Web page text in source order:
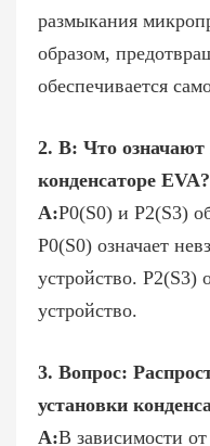
размыкания
образом,
обеспечивается
2. В: Что означают
конденсаторе EVA?
A:P0(S0) и P2(S3)
P0(S0) означает
устройство. P2(S3)
устройство.
3. Вопрос:
установки
A:В зависимости